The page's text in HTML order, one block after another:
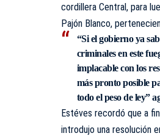
cordillera Central, para
Pajón Blanco,
“Si el gobierno ya
criminales en este
implacable con los
más pronto posible
todo el peso de ley”
Estéves recordó que a
introdujo una resolución